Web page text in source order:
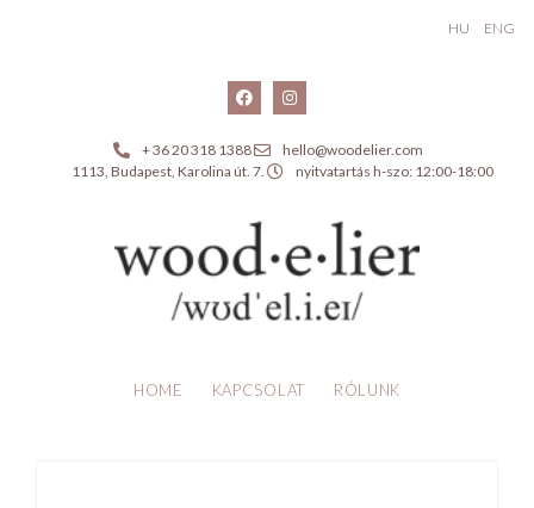
HU ENG
+ 36 20 318 1388
hello@woodelier.com
1113, Budapest, Karolina út. 7.
nyitvatartás h-szo: 12:00-18:00
HOME KAPCSOLAT RÓLUNK